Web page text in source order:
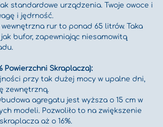
standardowe urządzenia. Twoje owoce i
i jędrność.
rur to ponad 65 litrów. Taka
bufor, zapewniając niesamowitą
Powierzchni Skraplacza):
przy tak dużej mocy w upalne dni,
zewnętrzną.
agregatu jest wyższa o 15 cm w
modeli. Pozwoliło to na zwiększenie
aż o 16%.